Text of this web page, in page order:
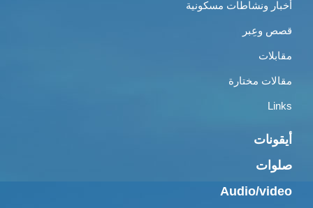
أخبار ونشاطات مسكونية
قصص وعِبر
مقابلات
مقالات مختارة
Links
أيقونات
صلوات
Audio/video